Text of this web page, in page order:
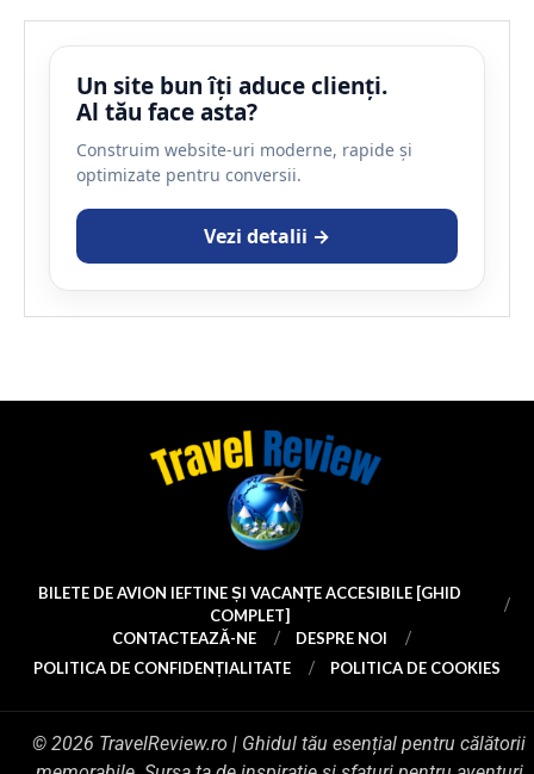
Un site bun îți aduce clienți.
Al tău face asta?
Construim website-uri moderne, rapide și
optimizate pentru conversii.
Vezi detalii →
BILETE DE AVION IEFTINE ȘI VACANȚE ACCESIBILE [GHID
COMPLET]
CONTACTEAZĂ-NE
DESPRE NOI
POLITICA DE CONFIDENȚIALITATE
POLITICA DE COOKIES
© 2026 TravelReview.ro | Ghidul tău esențial pentru călătorii